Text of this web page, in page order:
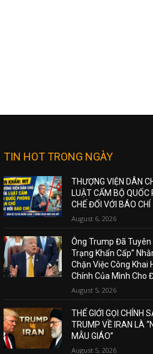
TIN HOT TRONG NGÀY
THƯỢNG VIỆN DÂN
LUẬT CẤM BỘ QUỐC
CHẾ ĐỐI VỚI BÁO CHÍ
August 6, 2026
Ông Trump Đã Tuyên
Trạng Khẩn Cấp”
Chặn Việc Công Khai
Chính Của Mình Cho
August 5, 2026
THẾ GIỚI GỌI CHÍNH
TRUMP VỀ IRAN LÀ
MẪU GIÁO”
August 5, 2026